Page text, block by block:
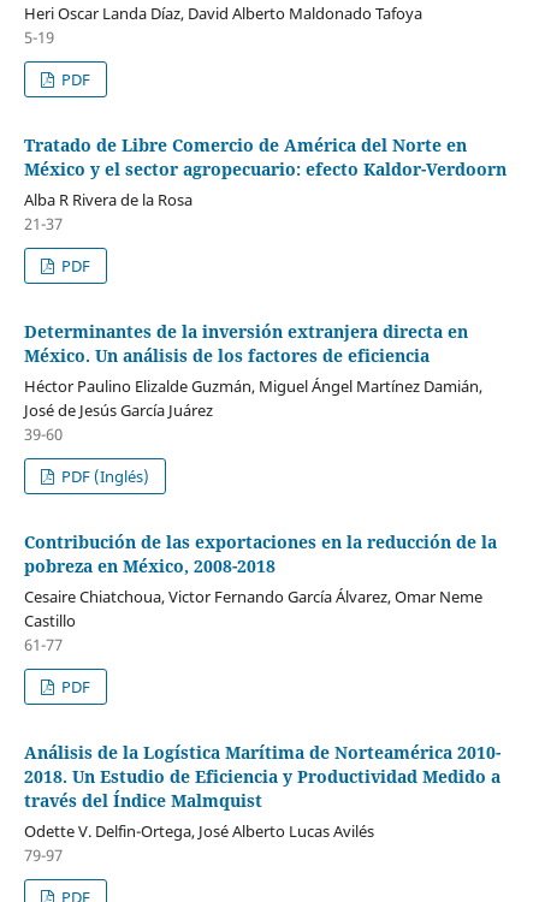
Heri Oscar Landa Díaz, David Alberto Maldonado Tafoya
5-19
PDF
Tratado de Libre Comercio de América del Norte en
México y el sector agropecuario: efecto Kaldor-Verdoorn
Alba R Rivera de la Rosa
21-37
PDF
Determinantes de la inversión extranjera directa en
México. Un análisis de los factores de eficiencia
Héctor Paulino Elizalde Guzmán, Miguel Ángel Martínez Damián,
José de Jesús García Juárez
39-60
PDF (Inglés)
Contribución de las exportaciones en la reducción de la
pobreza en México, 2008-2018
Cesaire Chiatchoua, Victor Fernando García Álvarez, Omar Neme
Castillo
61-77
PDF
Análisis de la Logística Marítima de Norteamérica 2010-
2018. Un Estudio de Eficiencia y Productividad Medido a
través del Índice Malmquist
Odette V. Delfin-Ortega, José Alberto Lucas Avilés
79-97
PDF